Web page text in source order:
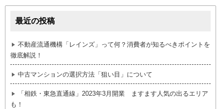
最近の投稿
不動産流通機構「レインズ」って何？消費者が知るべきポイントを
徹底解説！
中古マンションの選択方法「狙い目」について
「相鉄・東急直通線」2023年3月開業 ますます人気の出るエリア
も！